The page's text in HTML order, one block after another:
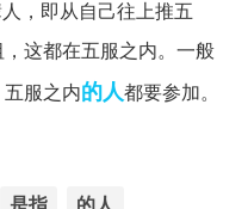
，即从自己往上推五
这都在五服之内。一般
服之内的人都要参加。